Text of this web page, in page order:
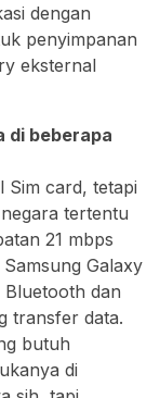
dengan
penyimpanan
eksternal
di beberapa
Sim card, tetapi
tertentu
21 mbps
Galaxy
dan
transfer data.
butuh
di